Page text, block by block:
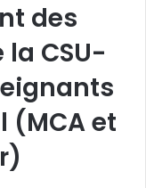
des
CSU-
(MCA et